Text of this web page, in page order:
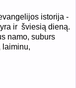
istorija -
ir šviesią dieną.
namo, suburs
laiminu,